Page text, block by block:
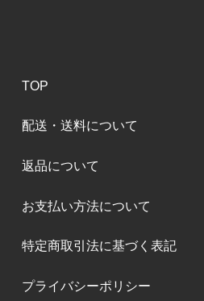
TOP
配送・送料について
返品について
お支払い方法について
特定商取引法に基づく表記
プライバシーポリシー